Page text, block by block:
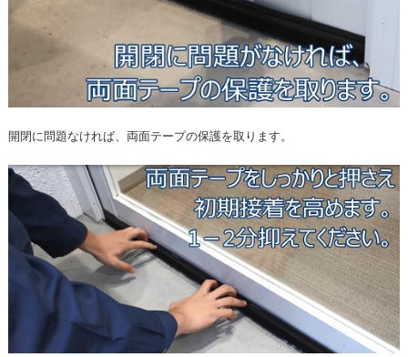
開閉に問題なければ、両面テープの保護を取ります。